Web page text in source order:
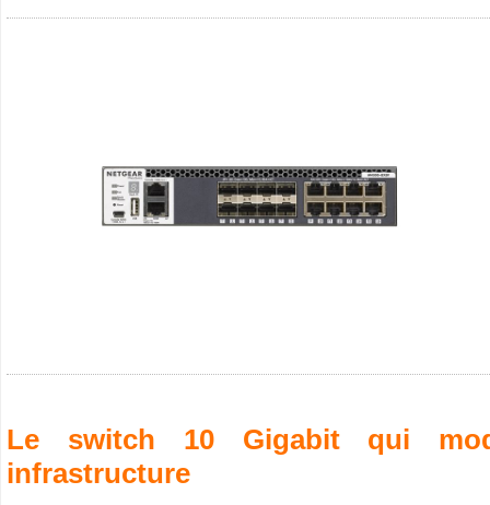
Le switch 10 Gigabit qui
infrastructure